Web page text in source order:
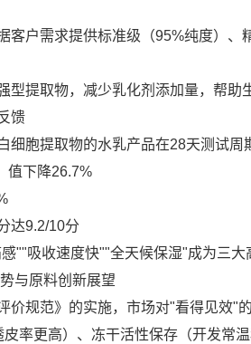
客户需求提供标准级（95%纯度）、
型提取物，减少乳化剂添加量，帮助
馈
细胞提取物的水乳产品在28天测试周
值下降26.7%
达9.2/10分
""吸收速度快""全天候保湿"成为三
与原料创新展望
价规范》的实施，市场对"看得见效"
皮率更高）、冻干活性保存（开发常